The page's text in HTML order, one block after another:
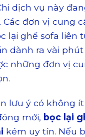
dịch vụ này
Các đơn vị cung
lại ghế sofa liên
dành ra vài
những đơn vị
lưu ý có không
mới, bọc lại
kém uy tín. Nếu